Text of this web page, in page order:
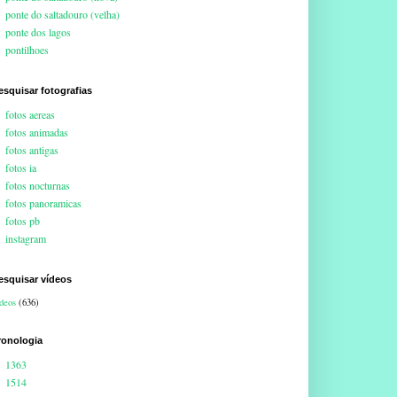
ponte do saltadouro (velha)
ponte dos lagos
pontilhoes
fotografias
fotos aereas
fotos animadas
fotos antigas
fotos ia
fotos nocturnas
fotos panoramicas
fotos pb
instagram
vídeos
(636)
1363
1514